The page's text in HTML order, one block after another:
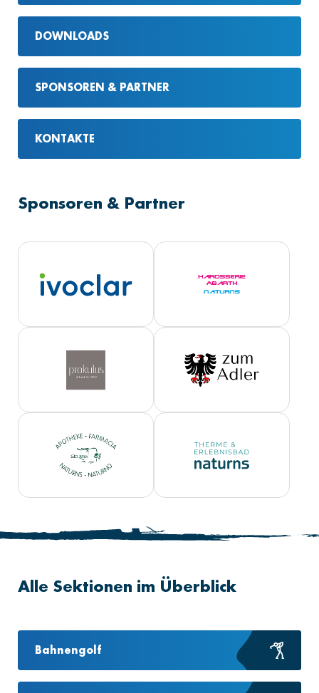
DOWNLOADS
SPONSOREN & PARTNER
KONTAKTE
Sponsoren & Partner
Alle Sektionen im Überblick
Bahnengolf